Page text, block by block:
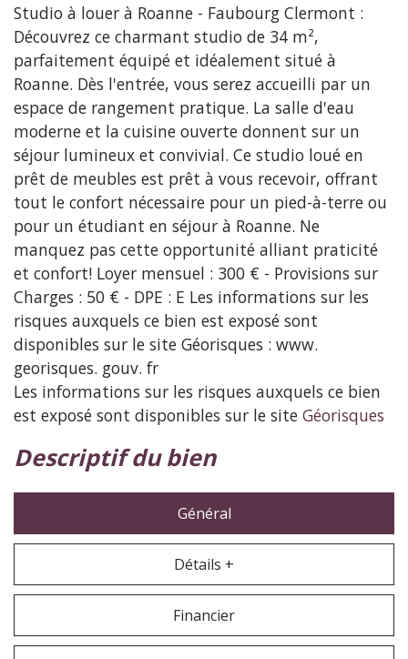
Studio à louer à Roanne - Faubourg Clermont :
Découvrez ce charmant studio de 34 m²,
parfaitement équipé et idéalement situé à
Roanne. Dès l'entrée, vous serez accueilli par un
espace de rangement pratique. La salle d'eau
moderne et la cuisine ouverte donnent sur un
séjour lumineux et convivial. Ce studio loué en
prêt de meubles est prêt à vous recevoir, offrant
tout le confort nécessaire pour un pied-à-terre ou
pour un étudiant en séjour à Roanne. Ne
manquez pas cette opportunité alliant praticité
et confort! Loyer mensuel : 300 € - Provisions sur
Charges : 50 € - DPE : E Les informations sur les
risques auxquels ce bien est exposé sont
disponibles sur le site Géorisques : www.
georisques. gouv. fr
Les informations sur les risques auxquels ce bien
est exposé sont disponibles sur le site Géorisques
descriptif du bien
Général
Détails +
Financier